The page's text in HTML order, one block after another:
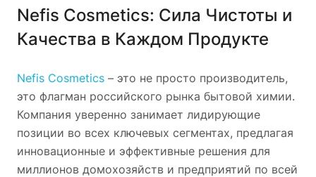
Nefis Cosmetics: Сила Чистоты и
Качества в Каждом Продукте
Nefis Cosmetics – это не просто производитель,
это флагман российского рынка бытовой химии.
Компания уверенно занимает лидирующие
позиции во всех ключевых сегментах, предлагая
инновационные и эффективные решения для
миллионов домохозяйств и предприятий по всей